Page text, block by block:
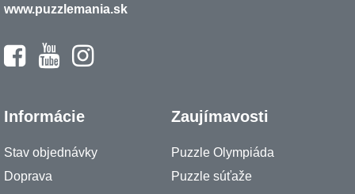
www.puzzlemania.sk
Informácie
Stav objednávky
Doprava
Zaujímavosti
Puzzle Olympiáda
Puzzle súťaže